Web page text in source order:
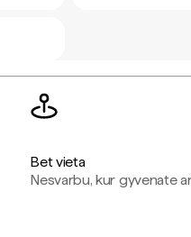
Bet vieta
Nesvarbu, kur gyvenate